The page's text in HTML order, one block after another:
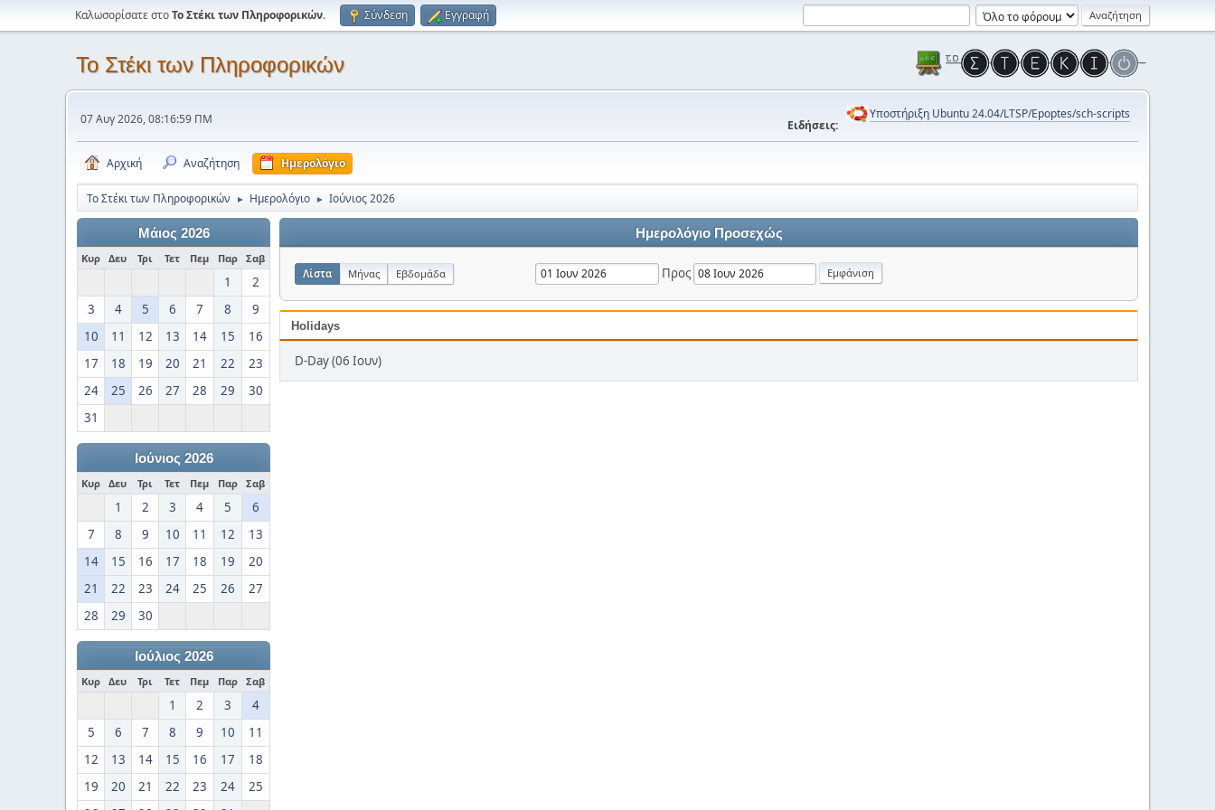
Καλωσορίσατε στοΤο Στέκι των Πληροφορικών. Σύνδεση Εγγραφή
Το Στέκι των Πληροφορικών
07 Αυγ 2026, 08:16:59 ΠΜ Ειδήσεις:
Υποστήριξη Ubuntu 24.04/LTSP/Epoptes/sch-scripts
Αρχική Αναζήτηση Ημερολόγιο
Το Στέκι των Πληροφορικών ► Ημερολόγιο ► Ιούνιος 2026
Μάιος 2026
Κυρ Δευ Τρι Τετ Πεμ Παρ Σαβ
1
2
3
4 5 6 7 8
9
10
11 12 13 14 15
16
17
18 19 20 21 22
23
24
25 26 27 28 29
30
31
Ιούνιος 2026
Κυρ Δευ Τρι Τετ Πεμ Παρ Σαβ
1 2 3 4 5
6
7
8 9 10 11 12
13
14
15 16 17 18 19
20
21
22 23 24 25 26
27
28
29 30
Ιούλιος 2026
Κυρ Δευ Τρι Τετ Πεμ Παρ Σαβ
1 2 3
4
5
6 7 8 9 10
11
12
13 14 15 16 17
18
19
20 21 22 23 24
25
Ημερολόγιο Προσεχώς
Λίστα Μήνας Εβδομάδα Προς
Holidays
D-Day (06 Ιουν)